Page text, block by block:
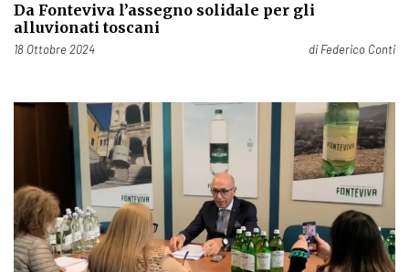
Da Fonteviva l’assegno solidale per gli
alluvionati toscani
Pubblicato il
18 Ottobre 2024 di Federico Conti